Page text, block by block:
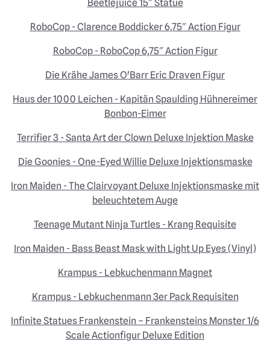
Beetlejuice 15″ Statue
RoboCop - Clarence Boddicker 6,75″ Action Figur
RoboCop - RoboCop 6,75″ Action Figur
Die Krähe James O'Barr Eric Draven Figur
Haus der 1000 Leichen - Kapitän Spaulding Hühnereimer
Bonbon-Eimer
Terrifier 3 - Santa Art der Clown Deluxe Injektion Maske
Die Goonies - One-Eyed Willie Deluxe Injektionsmaske
Iron Maiden - The Clairvoyant Deluxe Injektionsmaske mit
beleuchtetem Auge
Teenage Mutant Ninja Turtles - Krang Requisite
Iron Maiden - Bass Beast Mask with Light Up Eyes (Vinyl)
Krampus - Lebkuchenmann Magnet
Krampus - Lebkuchenmann 3er Pack Requisiten
Infinite Statues Frankenstein – Frankensteins Monster 1/6
Scale Actionfigur Deluxe Edition